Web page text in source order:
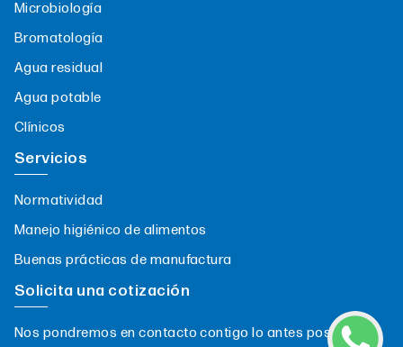
Microbiología
Bromatología
Agua residual
Agua potable
Clínicos
Servicios
Normatividad
Manejo higiénico de alimentos
Buenas prácticas de manufactura
Solicita una cotización
Nos pondremos en contacto contigo lo antes posible.